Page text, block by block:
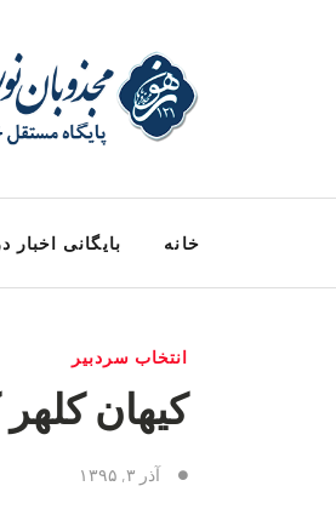
خانه بایگانی اخبار
انتخاب سردبیر
کیهان
آذر ۳, ۱۳۹۵